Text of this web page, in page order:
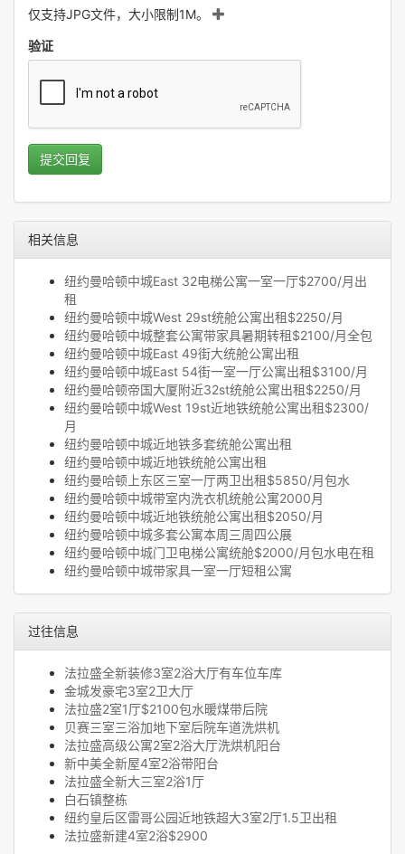
仅支持JPG文件，大小限制1M。
验证
提交回复
相关信息
纽约曼哈顿中城East 32电梯公寓一室一厅$2700/月出
租
纽约曼哈顿中城West 29st统舱公寓出租$2250/月
纽约曼哈顿中城整套公寓带家具暑期转租$2100/月全包
纽约曼哈顿中城East 49街大统舱公寓出租
纽约曼哈顿中城East 54街一室一厅公寓出租$3100/月
纽约曼哈顿帝国大厦附近32st统舱公寓出租$2250/月
纽约曼哈顿中城West 19st近地铁统舱公寓出租$2300/
月
纽约曼哈顿中城近地铁多套统舱公寓出租
纽约曼哈顿中城近地铁统舱公寓出租
纽约曼哈顿上东区三室一厅两卫出租$5850/月包水
纽约曼哈顿中城带室内洗衣机统舱公寓2000月
纽约曼哈顿中城近地铁统舱公寓出租$2050/月
纽约曼哈顿中城多套公寓本周三周四公展
纽约曼哈顿中城门卫电梯公寓统舱$2000/月包水电在租
纽约曼哈顿中城带家具一室一厅短租公寓
过往信息
法拉盛全新装修3室2浴大厅有车位车库
金城发豪宅3室2卫大厅
法拉盛2室1厅$2100包水暖煤带后院
贝赛三室三浴加地下室后院车道洗烘机
法拉盛高级公寓2室2浴大厅洗烘机阳台
新中美全新屋4室2浴带阳台
法拉盛全新大三室2浴1厅
白石镇整栋
纽约皇后区雷哥公园近地铁超大3室2厅1.5卫出租
法拉盛新建4室2浴$2900